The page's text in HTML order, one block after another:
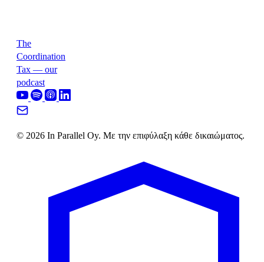
The
Coordination
Tax — our
podcast
© 2026 In Parallel Oy. Με την επιφύλαξη κάθε δικαιώματος.